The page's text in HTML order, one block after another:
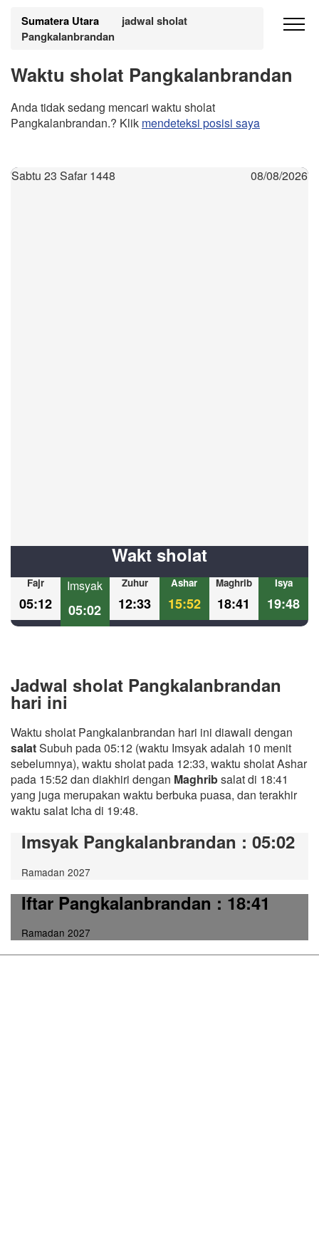
Sumatera Utara
jadwal sholat
Pangkalanbrandan
Waktu sholat Pangkalanbrandan
Anda tidak sedang mencari waktu sholat
Pangkalanbrandan.? Klik mendeteksi posisi saya
Sabtu 23 Safar 1448 08/08/2026
Wakt sholat
Fajr
05:12
Imsyak
05:02
Zuhur
12:33
Ashar
15:52
Maghrib
18:41
Isya
19:48
Jadwal sholat Pangkalanbrandan
hari ini
Waktu sholat Pangkalanbrandan hari ini diawali dengan
salatSubuh pada 05:12 (waktu Imsyak adalah 10 menit
sebelumnya), waktu sholat pada 12:33, waktu sholat Ashar
pada 15:52 dan diakhiri dengan Maghribsalat di 18:41
yang juga merupakan waktu berbuka puasa, dan terakhir
waktu salat Icha di 19:48.
Imsyak Pangkalanbrandan : 05:02
Ramadan 2027
Iftar Pangkalanbrandan: 18:41
Ramadan 2027